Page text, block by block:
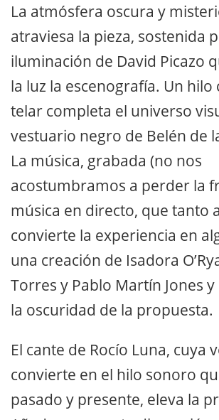
La atmósfera oscura y
atraviesa la pieza, sostenida
iluminación de David Picazo
la luz la escenografía. Un hilo
telar completa el universo
vestuario negro de Belén de
La música, grabada (no nos
acostumbramos a perder la
música en directo, que tanto
convierte la experiencia en
una creación de Isadora
Torres y Pablo Martín Jones
la oscuridad de la propuesta.
El cante de Rocío Luna, cuya
convierte en el hilo sonoro
pasado y presente, eleva la